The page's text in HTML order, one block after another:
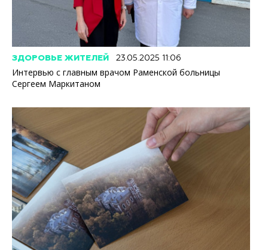
ЗДОРОВЬЕ ЖИТЕЛЕЙ 23.05.2025 11:06
Интервью с главным врачом Раменской больницы
Сергеем Маркитаном